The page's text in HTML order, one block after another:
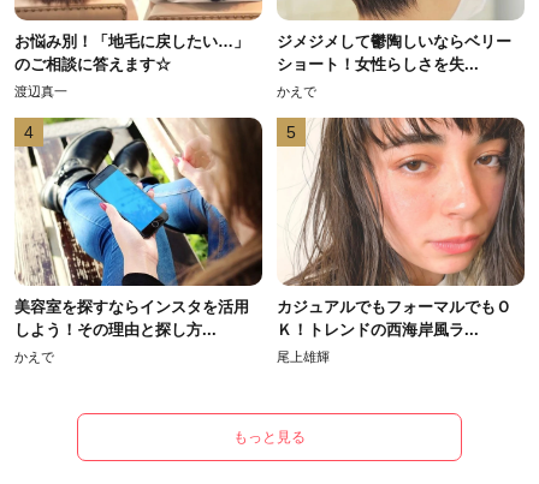
お悩み別！「地毛に戻したい…」
のご相談に答えます☆
渡辺真一
ジメジメして鬱陶しいならベリー
ショート！女性らしさを失...
かえで
4
美容室を探すならインスタを活用
しよう！その理由と探し方...
かえで
5
カジュアルでもフォーマルでもＯ
Ｋ！トレンドの西海岸風ラ...
尾上雄輝
もっと見る